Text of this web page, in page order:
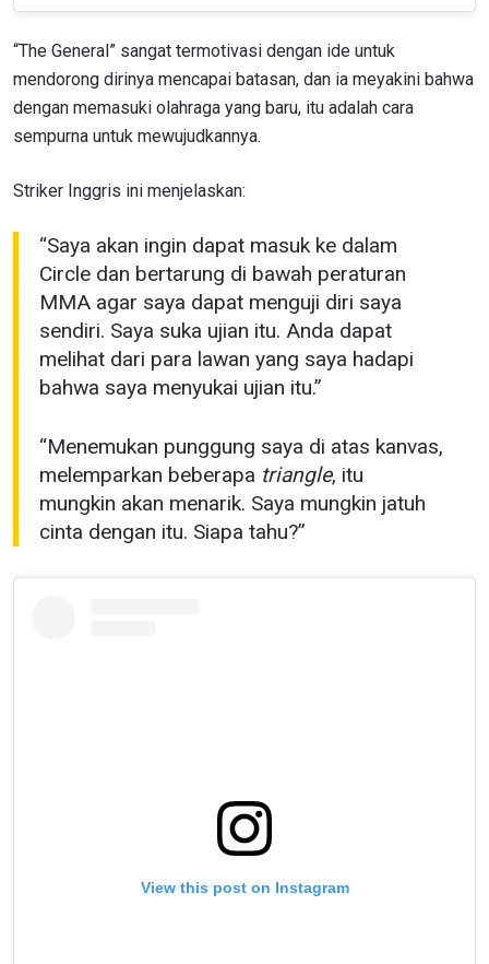
“The General” sangat termotivasi dengan ide untuk
mendorong dirinya mencapai batasan, dan ia meyakini bahwa
dengan memasuki olahraga yang baru, itu adalah cara
sempurna untuk mewujudkannya.
Striker Inggris ini menjelaskan:
“Saya akan ingin dapat masuk ke dalam
Circle dan bertarung di bawah peraturan
MMA agar saya dapat menguji diri saya
sendiri. Saya suka ujian itu. Anda dapat
melihat dari para lawan yang saya hadapi
bahwa saya menyukai ujian itu.”
“Menemukan punggung saya di atas kanvas,
melemparkan beberapa triangle, itu
mungkin akan menarik. Saya mungkin jatuh
cinta dengan itu. Siapa tahu?”
View this post on Instagram